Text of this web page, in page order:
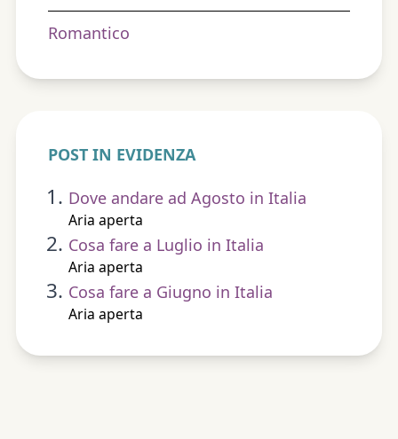
Romantico
POST IN EVIDENZA
Dove andare ad Agosto in Italia
Aria aperta
Cosa fare a Luglio in Italia
Aria aperta
Cosa fare a Giugno in Italia
Aria aperta